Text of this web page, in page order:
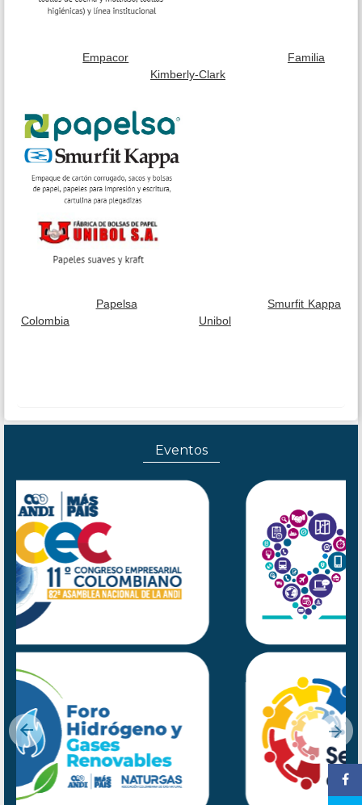
Empacor
Familia
Kimberly-Clark
Papelsa
Smurfit Kappa
Colombia
Unibol
Eventos
Previous Next